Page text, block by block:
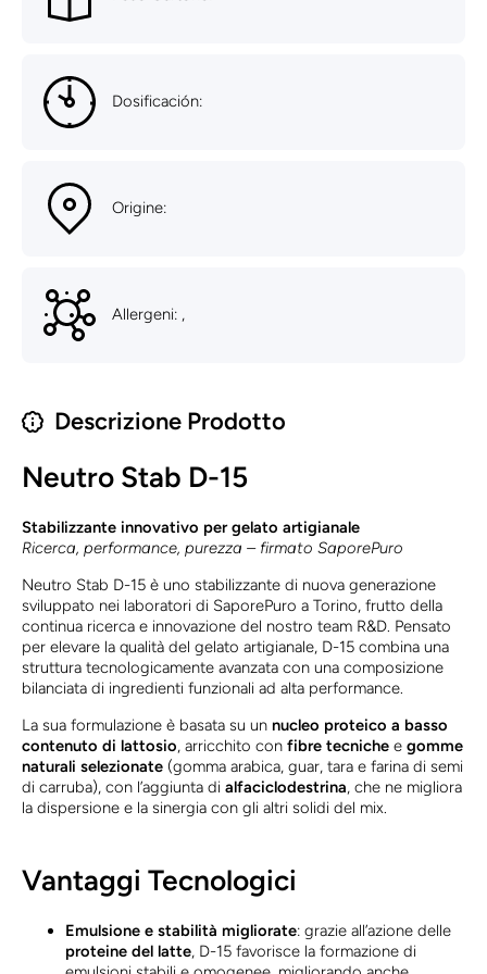
Dosificación:
Origine:
Allergeni: ,
Descrizione Prodotto
Neutro Stab D-15
Stabilizzante innovativo per gelato artigianale
Ricerca, performance, purezza – firmato SaporePuro
Neutro Stab D-15 è uno stabilizzante di nuova generazione
sviluppato nei laboratori di SaporePuro a Torino, frutto della
continua ricerca e innovazione del nostro team R&D. Pensato
per elevare la qualità del gelato artigianale, D-15 combina una
struttura tecnologicamente avanzata con una composizione
bilanciata di ingredienti funzionali ad alta performance.
La sua formulazione è basata su un nucleo proteico a basso
contenuto di lattosio, arricchito con fibre tecniche e gomme
naturali selezionate (gomma arabica, guar, tara e farina di semi
di carruba), con l’aggiunta di alfaciclodestrina, che ne migliora
la dispersione e la sinergia con gli altri solidi del mix.
Vantaggi Tecnologici
Emulsione e stabilità migliorate: grazie all’azione delle
proteine del latte, D-15 favorisce la formazione di